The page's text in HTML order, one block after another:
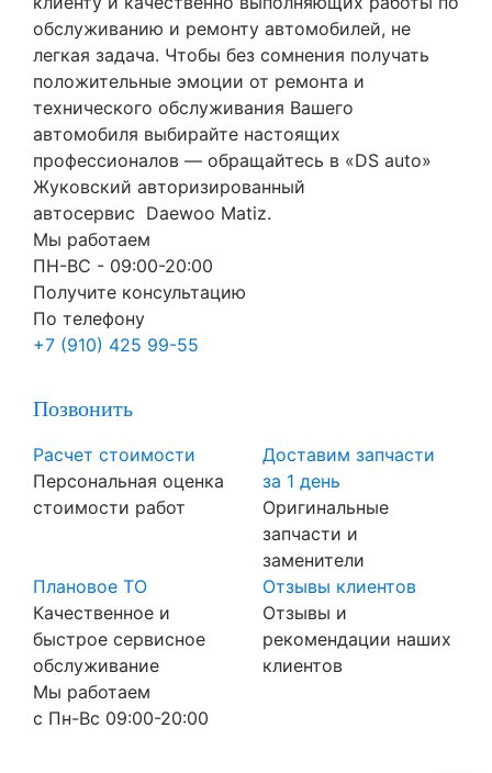
обслуживанию и ремонту автомобилей, не
легкая задача. Чтобы без сомнения получать
положительные эмоции от ремонта и
технического обслуживания Вашего
автомобиля выбирайте настоящих
профессионалов — обращайтесь в «DS auto»
Жуковский авторизированный
автосервис Daewoo Matiz.
Мы работаем
ПН-ВC - 09:00-20:00
Получите консультацию
По телефону
+7 (910) 425 99-55
Позвонить
Расчет стоимости
Персональная оценка
стоимости работ
Доставим запчасти
за 1 день
Оригинальные
запчасти и
заменители
Плановое ТО
Качественное и
быстрое сервисное
обслуживание
Отзывы клиентов
Отзывы и
рекомендации наших
клиентов
Мы работаем
с Пн-Вc 09:00-20:00